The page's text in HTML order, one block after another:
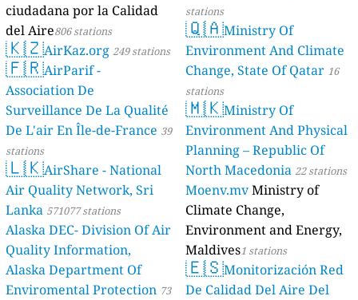
ciudadana por la Calidad
del Aire806 stations
🇰🇿AirKaz.org 249 stations
🇫🇷AirParif -
Association De
Surveillance De La Qualité
De L'air En Île-de-France 39
stations
🇱🇰AirShare - National
Air Quality Network, Sri
Lanka 571077 stations
Alaska DEC- Division Of Air
Quality Information,
Alaska Department Of
Enviromental Protection 73
stations
🇶🇦Ministry Of
Environment And Climate
Change, State Of Qatar 16
stations
🇲🇰Ministry Of
Environment And Physical
Planning – Republic Of
North Macedonia 22 stations
Moenv.mvMinistry of
Climate Change,
Environment and Energy,
Maldives1 stations
🇪🇸Monitorización Red
De Calidad Del Aire Del